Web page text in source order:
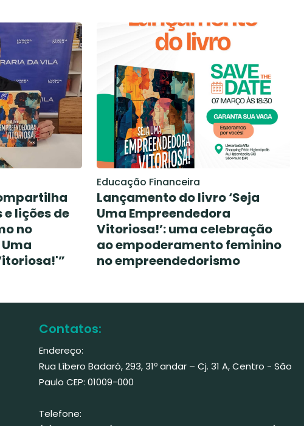
lições de
no
Educação Financeira
Lançamento do livro ‘Seja
Uma Empreendedora
Vitoriosa!’: uma celebração
ao empoderamento feminino
no empreendedorismo
Contatos:
Endereço:
Rua Líbero Badaró, 293, 31º andar – Cj. 31 A, Centro - São
Paulo CEP: 01009-000
Telefone: